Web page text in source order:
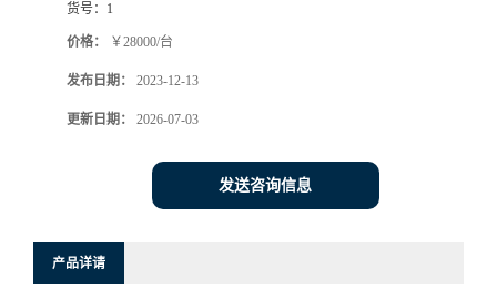
货号： 1
价格： ￥28000/台
发布日期： 2023-12-13
更新日期： 2026-07-03
发送咨询信息
产品详请